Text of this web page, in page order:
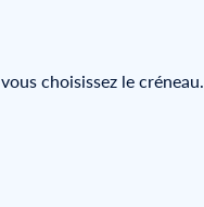
choisissez le créneau.